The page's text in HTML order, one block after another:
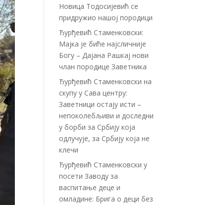
Новица Тодосијевић се
придружио нашој породици
Ђурђевић Стаменковски:
Мајка је биће најсличније
Богу – Дајана Рашкај нови
члан породице Заветника
Ђурђевић Стаменковски на
скупу у Сава центру:
Заветници остају исти –
непоколебљиви и доследни
у борби за Србију која
одлучује, за Србију која не
клечи
Ђурђевић Стаменковски у
посети Заводу за
васпитање деце и
омладине: Брига о деци без